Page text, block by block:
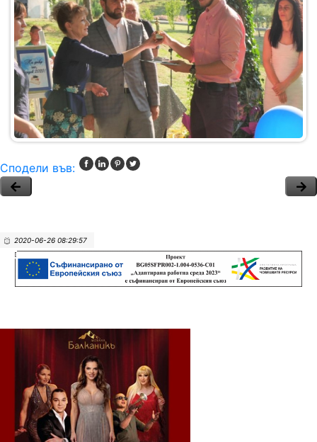
Сподели във:
2020-06-26 08:29:57